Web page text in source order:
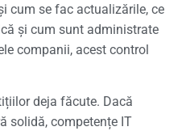
cum se fac actualizările, ce
și cum sunt administrate
companii, acest control
deja făcute. Dacă
solidă, competențe IT